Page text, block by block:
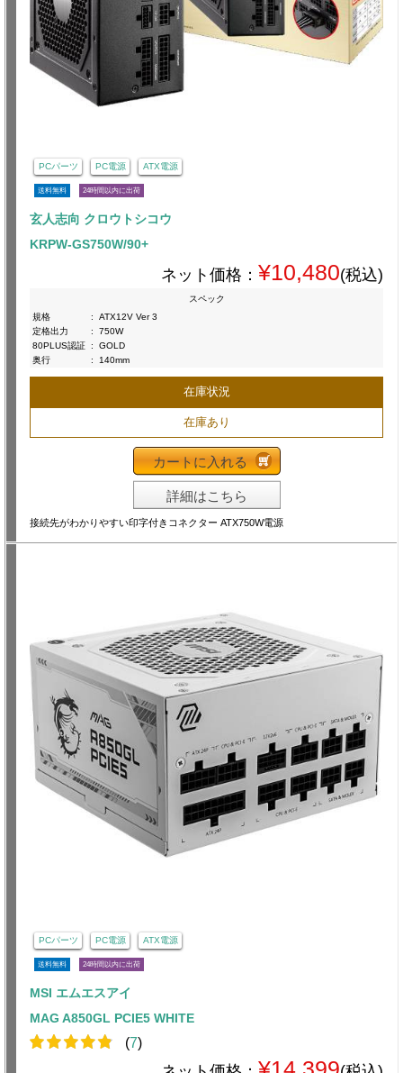
PCパーツ PC電源 ATX電源
送料無料 24時間以内に出荷
玄人志向 クロウトシコウ
KRPW-GS750W/90+
ネット価格： ¥10,480(税込)
スペック
規格
:
ATX12V Ver 3
定格出力
:
750W
80PLUS認証 :
GOLD
奥行
: 140mm
在庫状況
在庫あり
カートに入れる
詳細はこちら
接続先がわかりやすい印字付きコネクター ATX750W電源
PCパーツ PC電源 ATX電源
送料無料 24時間以内に出荷
MSI エムエスアイ
MAG A850GL PCIE5 WHITE
(7)